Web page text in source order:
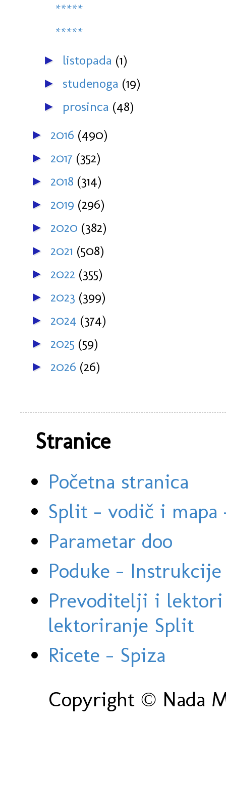
*****
*****
► listopada (1)
► studenoga (19)
► prosinca (48)
► 2016 (490)
► 2017 (352)
► 2018 (314)
► 2019 (296)
► 2020 (382)
► 2021 (508)
► 2022 (355)
► 2023 (399)
► 2024 (374)
► 2025 (59)
► 2026 (26)
Stranice
Početna stranica
Split - vodič i
Parametar doo
Poduke -
Prevoditelji i
lektoriranje Split
Ricete - Spiza
Copyright © Nada